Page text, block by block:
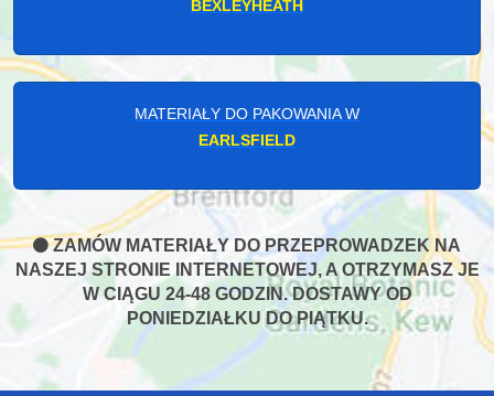
BEXLEYHEATH
MATERIAŁY DO PAKOWANIA W
EARLSFIELD
ZAMÓW MATERIAŁY DO PRZEPROWADZEK NA
NASZEJ STRONIE INTERNETOWEJ, A OTRZYMASZ JE
W CIĄGU 24-48 GODZIN. DOSTAWY OD
PONIEDZIAŁKU DO PIĄTKU.